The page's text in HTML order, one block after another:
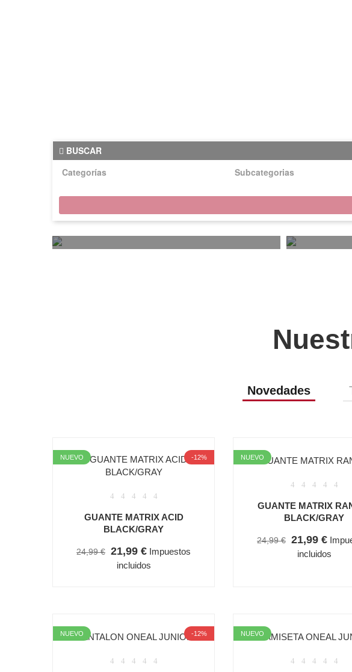
BUSCAR
Categorías
Subcategorias
Novedades
-12%
NUEVO
GUANTE MATRIX ACID
BLACK/GRAY
24,99 € 21,99 € Impuestos
incluidos
NUEVO
GUANTE MATRIX
BLACK/GRAY
24,99 € 21,99 €
incluidos
-12%
NUEVO NUEVO